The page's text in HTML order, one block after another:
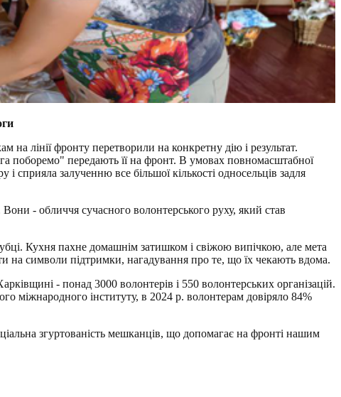
на лінії фронту перетворили на конкретну дію і результат.
поборемо" передають її на фронт. В умовах повномасштабної
і сприяла залученню все більшої кількості односельців задля
Вони - обличчя сучасного волонтерського руху, який став
Кухня пахне домашнім затишком і свіжою випічкою, але мета
на символи підтримки, нагадування про те, що їх чекають вдома.
- понад 3000 волонтерів і 550 волонтерських організацій.
міжнародного інституту, в 2024 р. волонтерам довіряло 84%
згуртованість мешканців, що допомагає на фронті нашим